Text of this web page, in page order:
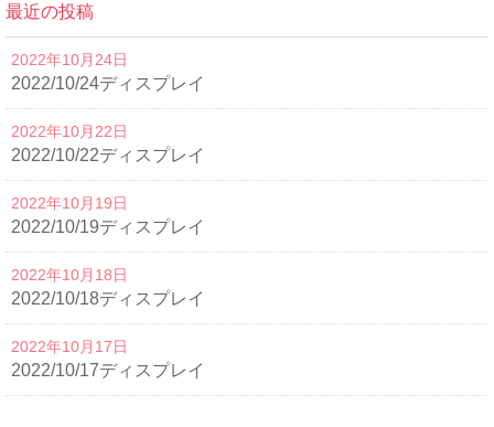
最近の投稿
2022/10/24ディスプレイ
2022年10月24日
2022/10/22ディスプレイ
2022年10月22日
2022/10/19ディスプレイ
2022年10月19日
2022/10/18ディスプレイ
2022年10月18日
2022/10/17ディスプレイ
2022年10月17日